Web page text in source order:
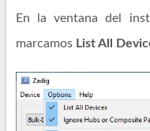
En la ventana del
marcamos List All